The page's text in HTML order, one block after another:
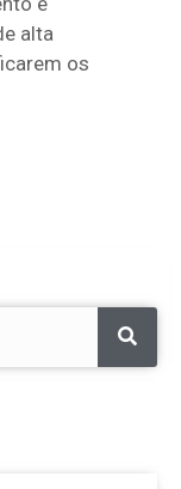
alta
os